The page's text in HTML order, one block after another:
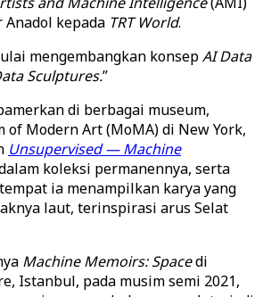
Anadol kepada TRT World.
mengembangkan konsepAI Data
Sculptures.”
di berbagai museum,
of Modern Art (MoMA) di New York,
Unsupervised — Machine
koleksi permanennya, serta
ia menampilkan karya yang
laut, terinspirasi arus Selat
Machine Memoirs: Spacedi
Istanbul, pada musim semi 2021,